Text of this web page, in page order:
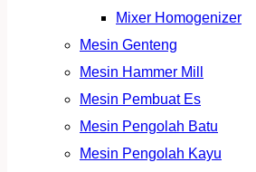
Mixer Homogenizer
Mesin Genteng
Mesin Hammer Mill
Mesin Pembuat Es
Mesin Pengolah Batu
Mesin Pengolah Kayu